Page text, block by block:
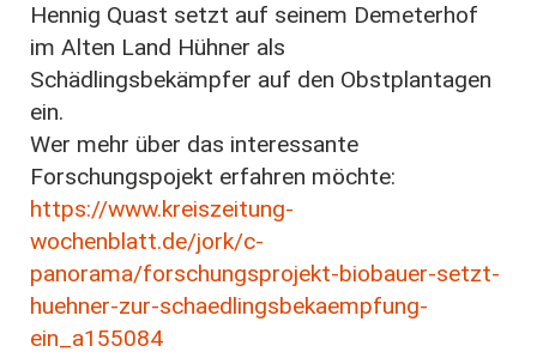
Hennig Quast setzt auf seinem Demeterhof
im Alten Land Hühner als
Schädlingsbekämpfer auf den Obstplantagen
ein.
Wer mehr über das interessante
Forschungspojekt erfahren möchte:
https://www.kreiszeitung-
wochenblatt.de/jork/c-
panorama/forschungsprojekt-biobauer-setzt-
huehner-zur-schaedlingsbekaempfung-
ein_a155084